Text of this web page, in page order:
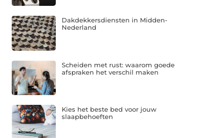
Dakdekkersdiensten in Midden-
Nederland
Scheiden met rust: waarom goede
afspraken het verschil maken
Kies het beste bed voor jouw
slaapbehoeften